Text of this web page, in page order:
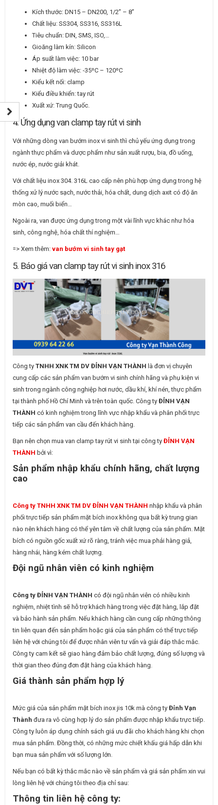
Kích thước: DN15 – DN200, 1/2” – 8”
Chất liệu: SS304, SS316, SS316L
Tiêu chuẩn: DIN, SMS, ISO,…
Gioăng làm kín: Silicon
Áp suất làm việc: 10 bar
Nhiệt độ làm việc: -35ºC – 120ºC
Kiểu kết nối: clamp
Kiểu điều khiển: tay rút
Xuất xứ: Trung Quốc.
4. Ứng dụng van clamp tay rút vi sinh
Với những dòng van bướm inox vi sinh thì chủ yếu ứng dụng trong
ngành thực phẩm và dược phẩm như sản xuất rượu, bia, đồ uống,
nước ép, nước giải khát.
Với chất liệu inox 304. 316L cao cấp nên phù hợp ứng dụng trong hệ
thống xử lý nước sạch, nước thải, hóa chất, dung dịch axit có độ ăn
mòn cao, muối biển…
Ngoài ra, van được ứng dụng trong một vài lĩnh vực khác như hóa
sinh, công nghệ, hóa chất thí nghiệm…
=> Xem thêm: van bướm vi sinh tay gạt
5. Báo giá van clamp tay rút vi sinh inox 316
Công ty TNHH XNK TM DV ĐỈNH VẠN THÀNH là đơn vị chuyên
cung cấp các sản phẩm van bướm vi sinh chính hãng và phụ kiện vi
sinh trong ngành công nghiệp hơi nước, dầu khí, khí nén, thực phẩm
tại thành phố Hồ Chí Minh và trên toàn quốc. Công ty ĐỈNH VẠN
THÀNH có kinh nghiệm trong lĩnh vực nhập khẩu và phân phối trực
tiếp các sản phẩm van cầu đến khách hàng.
Bạn nên chọn mua van clamp tay rút vi sinh tại công ty ĐỈNH VẠN
THÀNH bởi vì:
Sản phẩm nhập khẩu chính hãng, chất lượng
cao
Công ty TNHH XNK TM DV ĐỈNH VẠN THÀNH nhập khẩu và phân
phối trực tiếp sản phẩm mặt bích inox không qua bất kỳ trung gian
nào nên khách hàng có thể yên tâm về chất lượng của sản phẩm. Mặt
bích có nguồn gốc xuất xứ rõ ràng, tránh việc mua phải hàng giả,
hàng nhái, hàng kém chất lượng.
Đội ngũ nhân viên có kinh nghiệm
Công ty ĐỈNH VẠN THÀNH có đội ngũ nhân viên có nhiều kinh
nghiệm, nhiệt tình sẽ hỗ trợ khách hàng trong việc đặt hàng, lắp đặt
và bảo hành sản phẩm. Nếu khách hàng cần cung cấp những thông
tin liên quan đến sản phẩm hoặc giá của sản phẩm có thể trực tiếp
liên hệ với chúng tôi để được nhân viên tư vấn và giải đáp thắc mắc.
Công ty cam kết sẽ giao hàng đảm bảo chất lượng, đúng số lượng và
thời gian theo đúng đơn đặt hàng của khách hàng.
Giá thành sản phẩm hợp lý
Mức giá của sản phẩm mặt bích inox jis 10k mà công ty Đỉnh Vạn
Thành đưa ra vô cùng hợp lý do sản phẩm được nhập khẩu trực tiếp.
Công ty luôn áp dụng chính sách giá ưu đãi cho khách hàng khi chọn
mua sản phẩm. Đồng thời, có những mức chiết khấu giá hấp dẫn khi
bạn mua sản phẩm với số lượng lớn.
Nếu bạn có bất kỳ thắc mắc nào về sản phẩm và giá sản phẩm xin vui
lòng liên hệ với chúng tôi theo địa chỉ sau:
Thông tin liên hệ công ty: